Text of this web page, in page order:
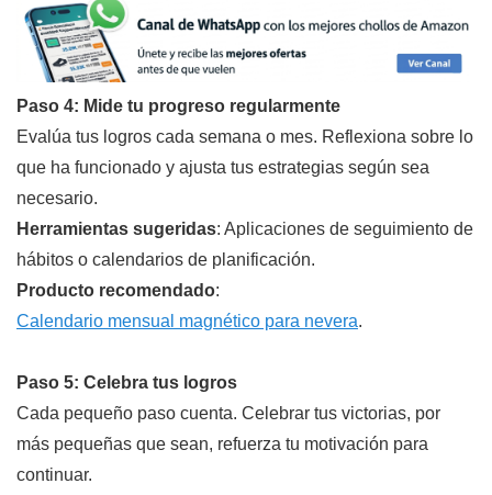
Paso 4: Mide tu progreso regularmente
Evalúa tus logros cada semana o mes. Reflexiona sobre lo
que ha funcionado y ajusta tus estrategias según sea
necesario.
Herramientas sugeridas: Aplicaciones de seguimiento de
hábitos o calendarios de planificación.
Producto recomendado:
Calendario mensual magnético para nevera.
Paso 5: Celebra tus logros
Cada pequeño paso cuenta. Celebrar tus victorias, por
más pequeñas que sean, refuerza tu motivación para
continuar.